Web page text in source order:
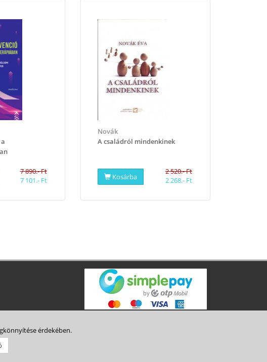
7 890.- Ft
7 101.- Ft
Novák
A családról mindenkinek
Kosárba
2 520.- Ft
2 268.- Ft
Adatkezelési tájékoztató
érdekében.